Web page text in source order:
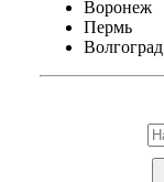
Воронеж
Пермь
Волгоград